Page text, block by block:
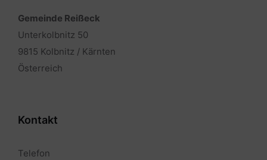
Gemeinde Reißeck
Unterkolbnitz 50
9815 Kolbnitz / Kärnten
Österreich
Kontakt
Telefon